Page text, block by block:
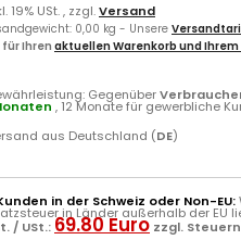
19% USt. , zzgl.Versand
0,00 kg - Unsere
Ihrenaktuellen Warenkorb und
Gegenüber
, 12 Monate für gewerbliche
aus Deutschland (DE)
in der Schweiz oder Non-EU:
in Länder außerhalb der EU
/ USt.: 69.80 Euro zzgl.